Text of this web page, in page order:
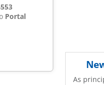
Portal
As